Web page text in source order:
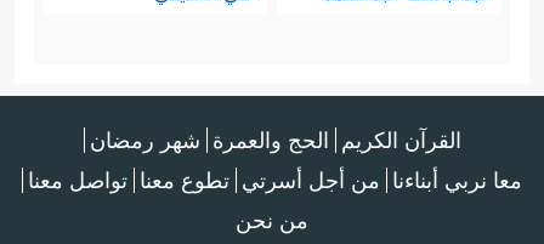
القرآن الكريم الحج والعمرة شهر رمضان
معا نربي أبناءنا من أجل أسرتي تطوع معنا تواصل معنا
من نحن